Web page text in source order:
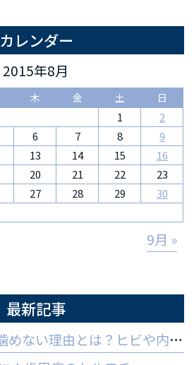
カレンダー
2015年8月
木 金 土 日
1
2
6 7 8
9
13 14 15
16
20 21 22
23
27 28 29
30
9月 »
最新記事
奥歯で硬いものが噛めない理由とは？ヒビや内部炎症の疑いと対策